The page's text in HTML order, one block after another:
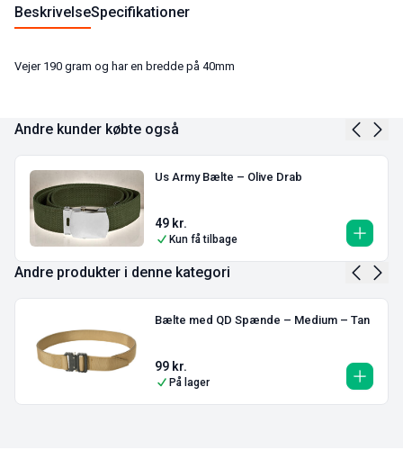
BeskrivelseSpecifikationer
Vejer 190 gram og har en bredde på 40mm
Andre kunder købte også
Us Army Bælte – Olive Drab
49 kr.
Kun få tilbage
Andre produkter i denne kategori
Bælte med QD Spænde – Medium – Tan
99 kr.
På lager